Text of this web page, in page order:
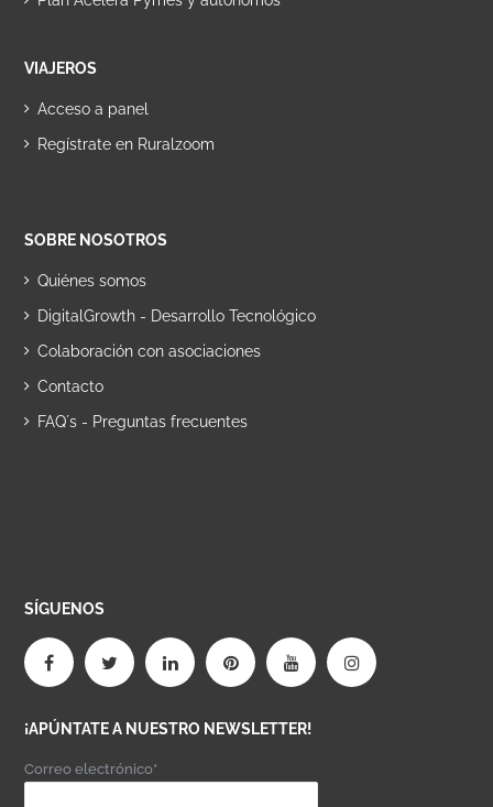
VIAJEROS
Acceso a panel
Regístrate en Ruralzoom
SOBRE NOSOTROS
Quiénes somos
DigitalGrowth - Desarrollo Tecnológico
Colaboración con asociaciones
Contacto
FAQ´s - Preguntas frecuentes
SÍGUENOS
¡APÚNTATE A NUESTRO NEWSLETTER!
Correo electrónico*